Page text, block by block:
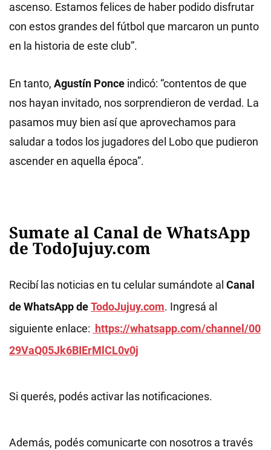
ascenso. Estamos felices de haber podido disfrutar
con estos grandes del fútbol que marcaron un punto
en la historia de este club”.
En tanto, Agustín Ponce indicó: “contentos de que
nos hayan invitado, nos sorprendieron de verdad. La
pasamos muy bien así que aprovechamos para
saludar a todos los jugadores del Lobo que pudieron
ascender en aquella época”.
Sumate al Canal de WhatsApp
de TodoJujuy.com
Recibí las noticias en tu celular sumándote al Canal
de WhatsApp deTodoJujuy.com. Ingresá al
siguiente enlace: https://whatsapp.com/channel/00
29VaQ05Jk6BIErMlCL0v0j
Si querés, podés activar las notificaciones.
Además, podés comunicarte con nosotros a través